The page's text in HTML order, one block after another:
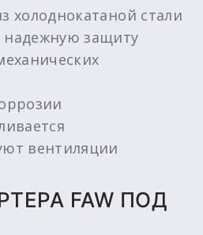
холоднокатаной стали
надежную защиту
вентиляции
FAW ПОД